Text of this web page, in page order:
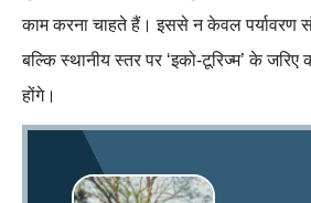
काम करना चाहते हैं। इससे न केवल पर्यावरण
बल्कि स्थानीय स्तर पर ‘इको-टूरिज्म’ के जरिए
होंगे।